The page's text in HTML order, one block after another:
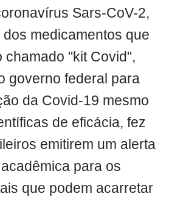
Sars-CoV-2,
medicamentos que
chamado "kit Covid",
governo federal para
da Covid-19 mesmo
de eficácia, fez
emitirem um alerta
para os
que podem acarretar